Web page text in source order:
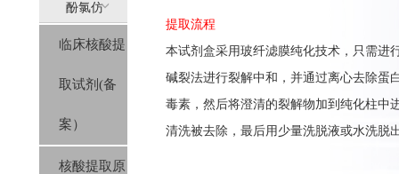
(SolPure)
酚氯仿
(Trizol系
列）
临床核酸提
取试剂(备
案）
核酸提取原
提取流程
本试剂盒采用玻纤滤膜纯化技术，只需进
碱裂法进行裂解中和，并通过离心去除蛋
毒素， 然后将澄清的裂解物加到 纯化柱中
清洗被去除 ， 最后用少量洗脱液或水洗脱